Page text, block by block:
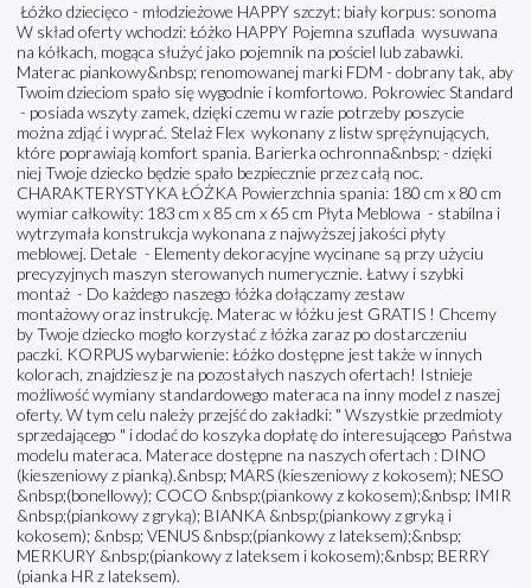
Łóżko dziecięco - młodzieżowe HAPPY szczyt: biały korpus: sonoma
W skład oferty wchodzi: Łóżko HAPPY Pojemna szuflada wysuwana
na kółkach, mogąca służyć jako pojemnik na pościel lub zabawki.
Materac piankowy&nbsp; renomowanej marki FDM - dobrany tak, aby
Twoim dzieciom spało się wygodnie i komfortowo. Pokrowiec Standard
- posiada wszyty zamek, dzięki czemu w razie potrzeby poszycie
można zdjąć i wyprać. Stelaż Flex wykonany z listw sprężynujących,
które poprawiają komfort spania. Barierka ochronna&nbsp; - dzięki
niej Twoje dziecko będzie spało bezpiecznie przez całą noc.
CHARAKTERYSTYKA ŁÓŻKA Powierzchnia spania: 180 cm x 80 cm
wymiar całkowity: 183 cm x 85 cm x 65 cm Płyta Meblowa - stabilna i
wytrzymała konstrukcja wykonana z najwyższej jakości płyty
meblowej. Detale - Elementy dekoracyjne wycinane są przy użyciu
precyzyjnych maszyn sterowanych numerycznie. Łatwy i szybki
montaż - Do każdego naszego łóżka dołączamy zestaw
montażowy oraz instrukcję. Materac w łóżku jest GRATIS ! Chcemy
by Twoje dziecko mogło korzystać z łóżka zaraz po dostarczeniu
paczki. KORPUS wybarwienie: Łóżko dostępne jest także w innych
kolorach, znajdziesz je na pozostałych naszych ofertach! Istnieje
możliwość wymiany standardowego materaca na inny model z naszej
oferty. W tym celu należy przejść do zakładki: " Wszystkie przedmioty
sprzedającego " i dodać do koszyka dopłatę do interesującego Państwa
modelu materaca. Materace dostępne na naszych ofertach : DINO
(kieszeniowy z pianką).&nbsp; MARS (kieszeniowy z kokosem); NESO
&nbsp;(bonellowy); COCO &nbsp;(piankowy z kokosem);&nbsp; IMIR
&nbsp;(piankowy z gryką); BIANKA &nbsp;(piankowy z gryką i
kokosem); &nbsp; VENUS &nbsp;(piankowy z lateksem);&nbsp;
MERKURY &nbsp;(piankowy z lateksem i kokosem);&nbsp; BERRY
(pianka HR z lateksem).